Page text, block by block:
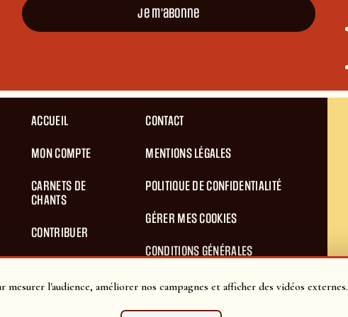
l'audience, améliorer nos campagnes et afficher des vidéos externes.
Je m'abonne
ACCUEIL
MON COMPTE
CARNETS DE
CHANTS
CONTRIBUER
CONTACT
MENTIONS LÉGALES
POLITIQUE DE CONFIDENTIALITÉ
GÉRER MES COOKIES
CONDITIONS GÉNÉRALES
CONDITIONS GÉNÉRALES DE VENTES